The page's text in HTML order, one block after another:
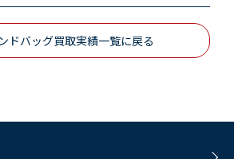
ドバッグ買取実績一覧に戻る